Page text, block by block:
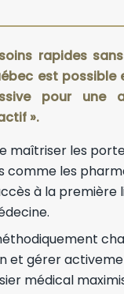
rapides
est possible
pour une
».
maîtriser les
comme les
à la première
et gérer
médical